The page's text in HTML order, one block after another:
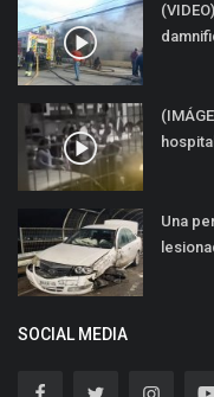
Una
SOCIAL MEDIA